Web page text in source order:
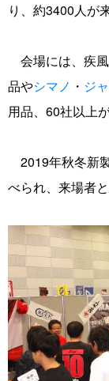
り、約3400人が
会場には、疾風
品やシマノ ・ ジ
用品、60社以上
2019年秋冬新
べられ、来場者